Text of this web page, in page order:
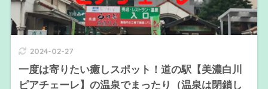
2024-02-27
一度は寄りたい癒しスポット！道の駅【美濃白川
ピアチェーレ】の温泉でまったり（温泉は閉鎖し